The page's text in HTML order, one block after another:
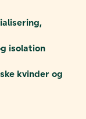
isolation
kvinder og